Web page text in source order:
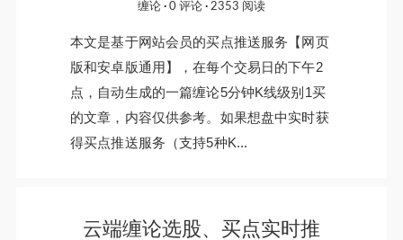
缠论
0 评论 2353 阅读
本文是基于网站会员的买点推送服务【网页
版和安卓版通用】，在每个交易日的下午2
点，自动生成的一篇缠论5分钟K线级别1买
的文章，内容仅供参考。如果想盘中实时获
得买点推送服务（支持5种K...
云端缠论选股、买点实时推